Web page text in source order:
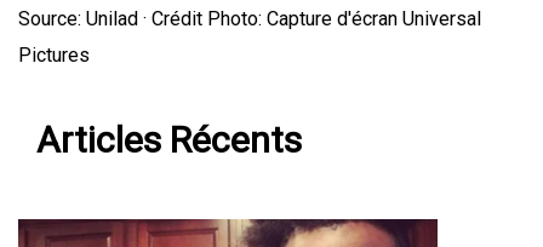
Source: Unilad · Crédit Photo: Capture d'écran Universal
Pictures
Articles Récents